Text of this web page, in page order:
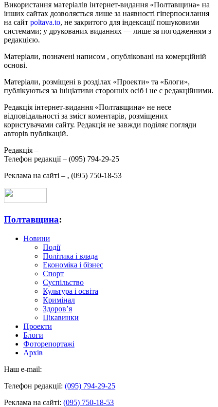
Використання матеріалів інтернет-видання «Полтавщина» на
інших сайтах дозволяється лише за наявності гіперпосилання
на сайт poltava.to, не закритого для індексації пошуковими
системами; у друкованих виданнях — лише за погодженням з
редакцією.
Матеріали, позначені написом , опубліковані на комерційній
основі.
Матеріали, розміщені в розділах «Проекти» та «Блоги»,
публікуються за ініціативи сторонніх осіб і не є редакційними.
Редакція інтернет-видання «Полтавщина» не несе
відповідальності за зміст коментарів, розміщених
користувачами сайту. Редакція не завжди поділяє погляди
авторів публікацій.
Редакція –
Телефон редакції – (095) 794-29-25
Реклама на сайті – , (095) 750-18-53
Полтавщина:
Новини
Події
Політика і влада
Економіка і бізнес
Спорт
Суспільство
Культура і освіта
Кримінал
Здоров’я
Цікавинки
Проекти
Блоги
Фоторепортажі
Архів
Наш e-mail:
Телефон редакції: (095) 794-29-25
Реклама на сайті: (095) 750-18-53